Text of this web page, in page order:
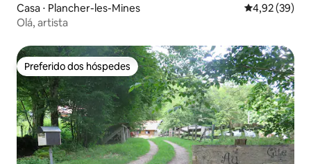
Casa ⋅ Plancher-les-Mines 4,92 de uma
4,92 (39)
Olá, artista
Preferido dos hóspedes
Preferido dos hóspedes